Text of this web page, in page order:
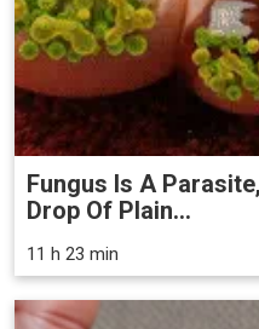
Fungus Is A
Drop Of Plain...
11 h 23 min